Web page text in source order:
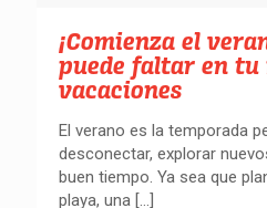
¡Comienza el
puede faltar en tu
vacaciones
El verano es la temporada
desconectar, explorar
buen tiempo. Ya sea que
playa, una […]